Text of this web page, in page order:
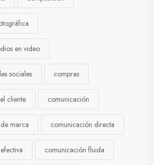
en video
sociales compras
cliente comunicación
marca comunicación directa
comunicación fluida